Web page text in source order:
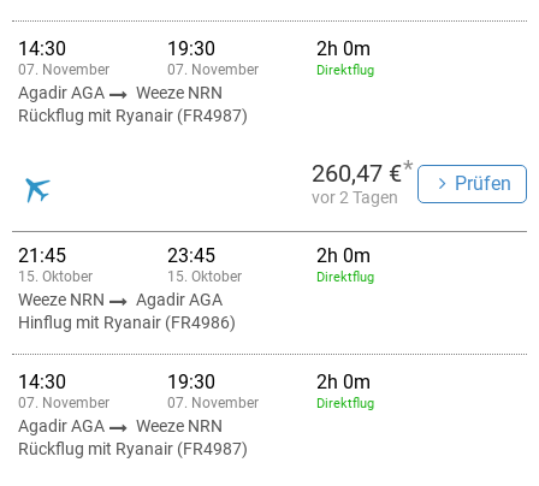
14:30
07. November
19:30
07. November
2h 0m
Direktflug
Agadir AGA
Weeze NRN
Rückflug mit Ryanair (FR4987)
260,47 €*
vor 2 Tagen
Prüfen
21:45
15. Oktober
23:45
15. Oktober
2h 0m
Direktflug
Weeze NRN
Agadir AGA
Hinflug mit Ryanair (FR4986)
14:30
07. November
19:30
07. November
2h 0m
Direktflug
Agadir AGA
Weeze NRN
Rückflug mit Ryanair (FR4987)